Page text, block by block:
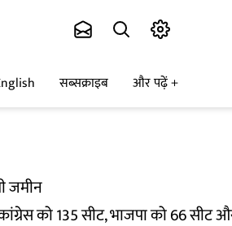
सब्सक्राइब और पढ़ें
जमीन
को 135 सीट, भाजपा को 66 सीट